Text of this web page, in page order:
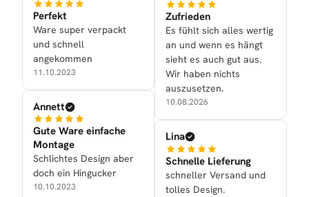
Perfekt
Ware super verpackt
und schnell
angekommen
11.10.2023
Annett
Gute Ware einfache
Montage
Schlichtes Design aber
doch ein Hingucker
10.10.2023
Zufrieden
Es fühlt sich alles wertig
an und wenn es hängt
sieht es auch gut aus.
Wir haben nichts
auszusetzen.
10.08.2026
Lina
Schnelle Lieferung
schneller Versand und
tolles Design.